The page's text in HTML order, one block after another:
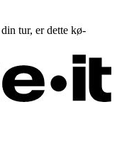
tur, er dette kø-